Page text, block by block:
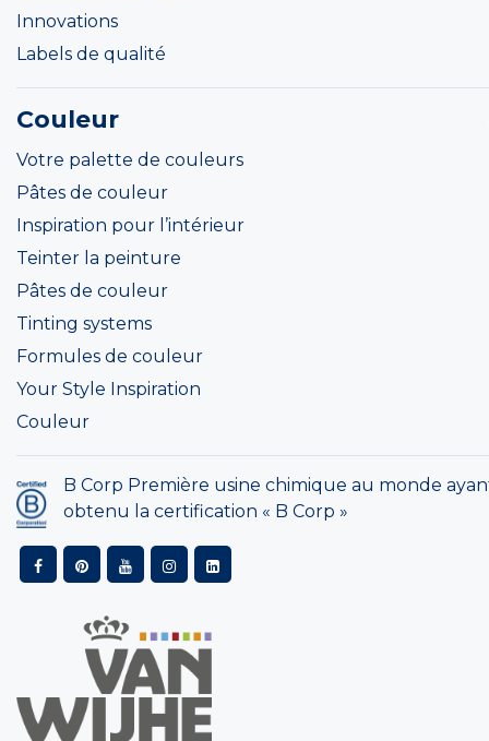
Innovations
Labels de qualité
Couleur
Votre palette de couleurs
Pâtes de couleur
Inspiration pour l’intérieur
Teinter la peinture
Pâtes de couleur
Tinting systems
Formules de couleur
Your Style Inspiration
Couleur
B Corp Première usine chimique au monde
obtenu la certification « B Corp »